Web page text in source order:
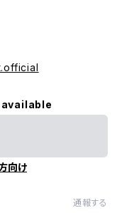
向け
通報する